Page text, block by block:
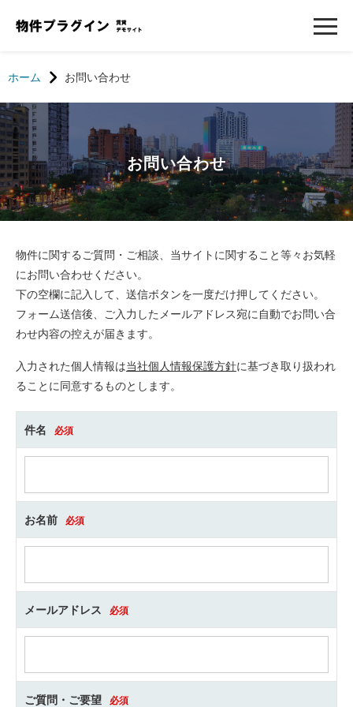
ホーム お問い合わせ
お問い合わせ
物件に関するご質問・ご相談、当サイトに関すること等々お気軽
にお問い合わせください。
下の空欄に記入して、送信ボタンを一度だけ押してください。
フォーム送信後、ご入力したメールアドレス宛に自動でお問い合
わせ内容の控えが届きます。
入力された個人情報は当社個人情報保護方針に基づき取り扱われ
ることに同意するものとします。
件名 必須
お名前 必須
メールアドレス 必須
ご質問・ご要望 必須